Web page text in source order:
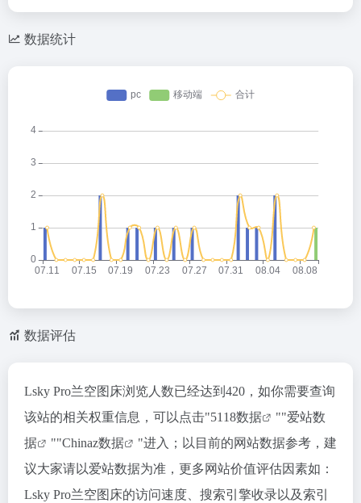
数据统计
数据评估
Lsky Pro兰空图床浏览人数已经达到420，如你需要查询
该站的相关权重信息，可以点击"5118数据 ""爱站数
据
""Chinaz数据
"进入；以目前的网站数据参考，建
议大家请以爱站数据为准，更多网站价值评估因素如：
Lsky Pro兰空图床的访问速度、搜索引擎收录以及索引